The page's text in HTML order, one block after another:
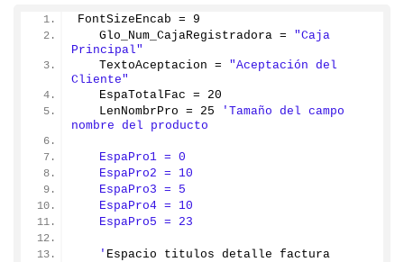
FontSizeEncab = 9
   Glo_Num_CajaRegistradora =
"Caja
Principal"
   TextoAceptacion =
"Aceptación del
Cliente"
   EspaTotalFac =
20
   LenNombrPro =
25
'Tamaño del campo
nombre del producto
   EspaPro1 = 0
   EspaPro2 = 10
   EspaPro3 = 5
   EspaPro4 = 10
   EspaPro5 = 23
   '
Espacio titulos detalle factura